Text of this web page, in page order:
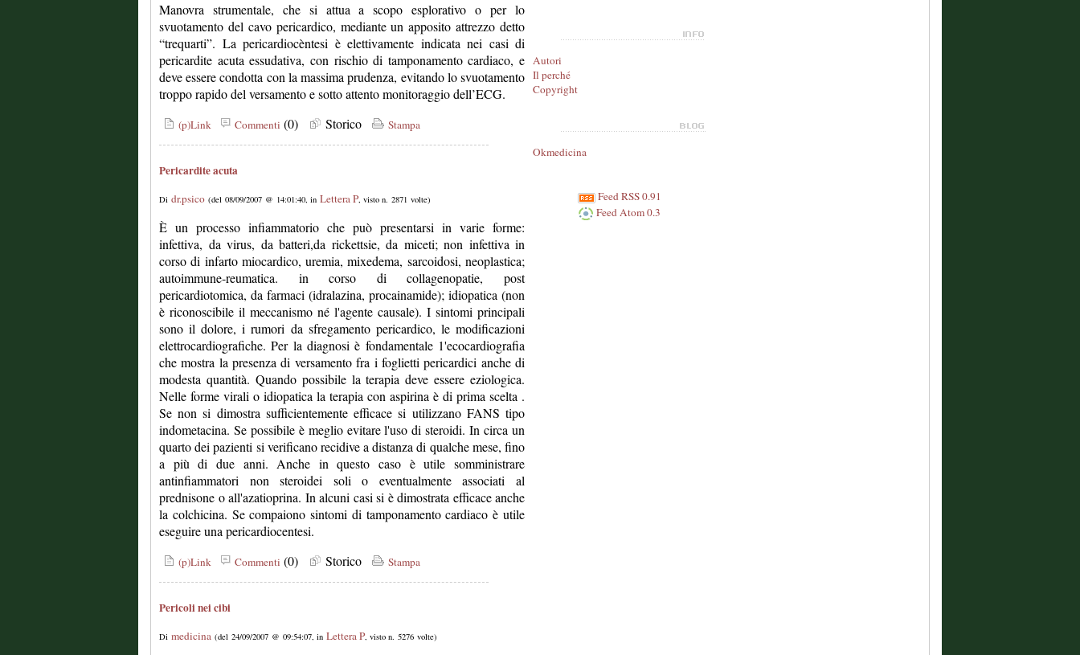
Manovra strumentale, che si attua a scopo esplorativo o per lo
svuotamento del cavo pericardico, mediante un apposito attrezzo detto
“trequarti”. La pericardiocèntesi è elettivamente indicata nei casi di
pericardite acuta essudativa, con rischio di tamponamento cardiaco, e
deve essere condotta con la massima prudenza, evitando lo svuotamento
troppo rapido del versamento e sotto attento monitoraggio dell’ECG.
(p)Link Commenti (0) Storico Stampa
Pericardite acuta
Di dr.psico (del 08/09/2007 @ 14:01:40, in Lettera P, visto n. 2871 volte)
È un processo infiammatorio che può presentarsi in varie forme:
infettiva, da virus, da batteri,da rickettsie, da miceti; non infettiva in
corso di infarto miocardico, uremia, mixedema, sarcoidosi, neoplastica;
autoimmune-reumatica. in corso di collagenopatie, post
pericardiotomica, da farmaci (idralazina, procainamide); idiopatica (non
è riconoscibile il meccanismo né l'agente causale). I sintomi principali
sono il dolore, i rumori da sfregamento pericardico, le modificazioni
elettrocardiografiche. Per la diagnosi è fondamentale 1'ecocardiografia
che mostra la presenza di versamento fra i foglietti pericardici anche di
modesta quantità. Quando possibile la terapia deve essere eziologica.
Nelle forme virali o idiopatica la terapia con aspirina è di prima scelta .
Se non si dimostra sufficientemente efficace si utilizzano FANS tipo
indometacina. Se possibile è meglio evitare l'uso di steroidi. In circa un
quarto dei pazienti si verificano recidive a distanza di qualche mese, fino
a più di due anni. Anche in questo caso è utile somministrare
antinfiammatori non steroidei soli o eventualmente associati al
prednisone o all'azatioprina. In alcuni casi si è dimostrata efficace anche
la colchicina. Se compaiono sintomi di tamponamento cardiaco è utile
eseguire una pericardiocentesi.
(p)Link Commenti (0) Storico Stampa
Pericoli nei cibi
Di medicina (del 24/09/2007 @ 09:54:07, in Lettera P, visto n. 5276 volte)
Autori
Il perché
Copyright
Okmedicina
Feed RSS 0.91
Feed Atom 0.3